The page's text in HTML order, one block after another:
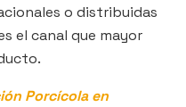
o distribuidas
el canal que mayor
Porcícola en